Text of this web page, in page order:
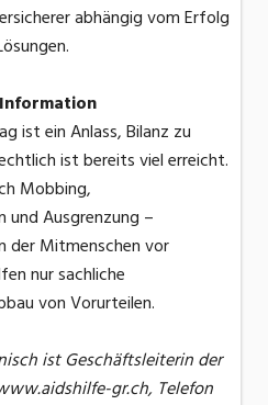
abhängig vom Erfolg
ist ein Anlass, Bilanz zu
ist bereits viel erreicht.
Mobbing,
Ausgrenzung –
der Mitmenschen vor
nur sachliche
von Vorurteilen.
ist Geschäftsleiterin der
gr.ch, Telefon